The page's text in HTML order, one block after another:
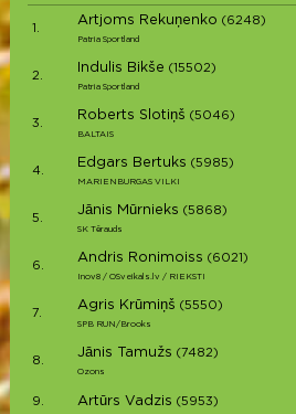
1.
Artjoms Rekuņenko (6248)
Patria Sportland
2.
Indulis Bikše (15502)
Patria Sportland
3.
Roberts Slotiņš (5046)
BALTAIS
4.
Edgars Bertuks (5985)
MARIENBURGAS VILKI
5.
Jānis Mūrnieks (5868)
SK Tērauds
6.
Andris Ronimoiss (6021)
Inov8 / OSveikals.lv / RIEKSTI
7.
Agris Krūmiņš (5550)
SPB RUN/Brooks
8.
Jānis Tamužs (7482)
Ozons
9. Artūrs Vadzis (5953)